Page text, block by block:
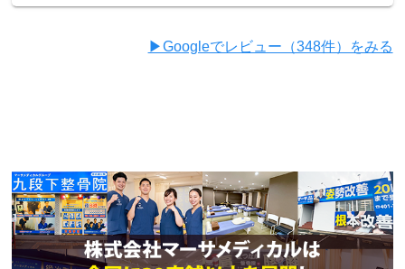
こちらの院にたどり着きました。
整って来ていると感じています。
そして長年治らないと諦めていた左肩の５０肩の治
療をして頂くと数回治療しただけで腕が上がるよう
になり、通院を始めて３ヶ月目の現在は痛みもほと
んどありません。
▶︎Googleでレビュー（348件）をみる